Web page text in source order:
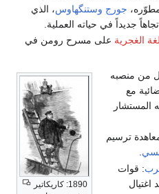
جورج وستنگهاوس، الذي
الغجرية على مسرح رومن في
1890: كاريكاتير
من منصبه
مع
المستشار
ترسيم
.
: قوات
اغتيال